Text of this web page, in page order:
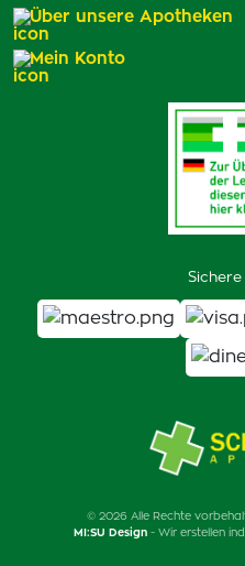
Über unsere Apotheken
Mein Konto
© 2026 Alle Rechte
MI:SU Design - Wir erstellen